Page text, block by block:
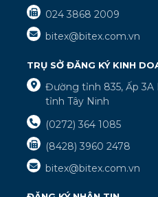
024 3868 2009
bitex@bitex.com.vn
TRỤ SỞ ĐĂNG KÝ KINH
Đường tỉnh 835, Ấp 3A
tỉnh Tây Ninh
(0272) 364 1085
(8428) 3960 2478
bitex@bitex.com.vn